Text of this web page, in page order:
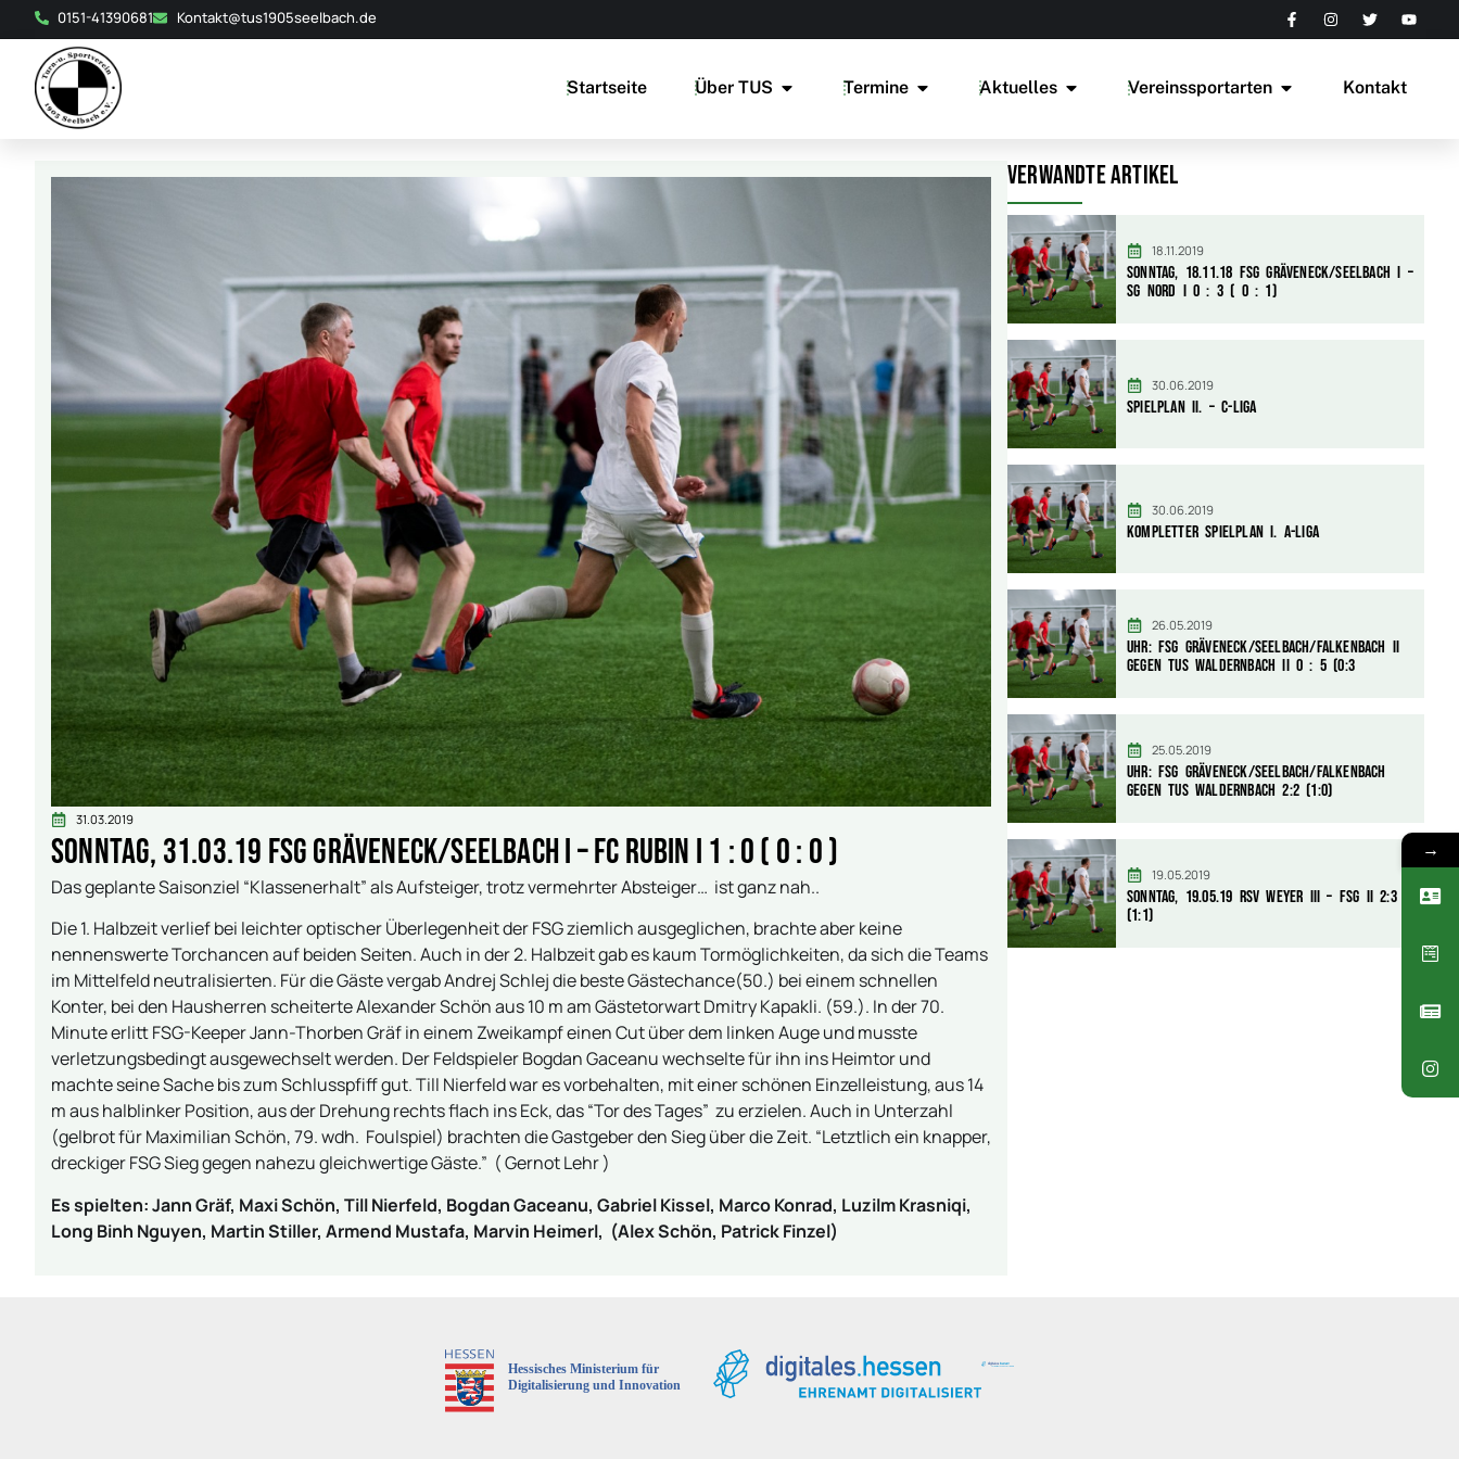
0151-41390681 Kontakt@tus1905seelbach.de
Startseite Über TUS Termine Aktuelles Vereinssportarten Kontakt
31.03.2019
Sonntag, 31.03.19 FSG Gräveneck/Seelbach I – FC Rubin I 1 : 0 ( 0 : 0 )
Das geplante Saisonziel “Klassenerhalt” als Aufsteiger, trotz vermehrter Absteiger… ist ganz nah..
Die 1. Halbzeit verlief bei leichter optischer Überlegenheit der FSG ziemlich ausgeglichen, brachte aber keine
nennenswerte Torchancen auf beiden Seiten. Auch in der 2. Halbzeit gab es kaum Tormöglichkeiten, da sich die Teams
im Mittelfeld neutralisierten. Für die Gäste vergab Andrej Schlej die beste Gästechance(50.) bei einem schnellen
Konter, bei den Hausherren scheiterte Alexander Schön aus 10 m am Gästetorwart Dmitry Kapakli. (59.). In der 70.
Minute erlitt FSG-Keeper Jann-Thorben Gräf in einem Zweikampf einen Cut über dem linken Auge und musste
verletzungsbedingt ausgewechselt werden. Der Feldspieler Bogdan Gaceanu wechselte für ihn ins Heimtor und
machte seine Sache bis zum Schlusspfiff gut. Till Nierfeld war es vorbehalten, mit einer schönen Einzelleistung, aus 14
m aus halblinker Position, aus der Drehung rechts flach ins Eck, das “Tor des Tages” zu erzielen. Auch in Unterzahl
(gelbrot für Maximilian Schön, 79. wdh. Foulspiel) brachten die Gastgeber den Sieg über die Zeit. “Letztlich ein knapper,
dreckiger FSG Sieg gegen nahezu gleichwertige Gäste.” ( Gernot Lehr )
Es spielten: Jann Gräf, Maxi Schön, Till Nierfeld, Bogdan Gaceanu, Gabriel Kissel, Marco Konrad, Luzilm Krasniqi,
Long Binh Nguyen, Martin Stiller, Armend Mustafa, Marvin Heimerl, (Alex Schön, Patrick Finzel)
Verwandte Artikel
18.11.2019
Sonntag, 18.11.18 FSG Gräveneck/Seelbach I –
SG Nord I 0 : 3 ( 0 : 1)
30.06.2019
Spielplan II. – C-Liga
30.06.2019
Kompletter Spielplan I. A-Liga
26.05.2019
Uhr: FSG Gräveneck/Seelbach/Falkenbach II
gegen TuS Waldernbach II 0 : 5 (0:3
25.05.2019
Uhr: FSG Gräveneck/Seelbach/Falkenbach
gegen TuS Waldernbach 2:2 (1:0)
19.05.2019
Sonntag, 19.05.19 RSV Weyer III – FSG II 2:3
(1:1)
→